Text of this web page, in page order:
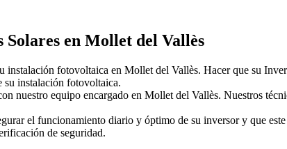
Solares en Mollet del Vallès
instalación fotovoltaica en Mollet del Vallès. Hacer que su
su instalación fotovoltaica.
nuestro equipo encargado en Mollet del Vallès. Nuestros
el funcionamiento diario y óptimo de su inversor y que
de seguridad.